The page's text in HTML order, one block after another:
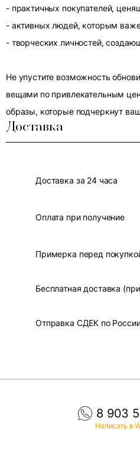
- практичных покупателей,
- активных людей, которым
- творческих личностей,
Не упустите возможность
вещами по привлекательным
образы, которые подчеркнут
Доставка
Доставка за 24 часа
Оплата при получение
Примерка перед
Бесплатная доставка
Отправка СДЕК по
8 903
Написать в